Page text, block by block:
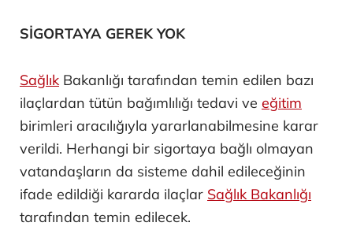
SİGORTAYA GEREK YOK
Sağlık Bakanlığı tarafından temin edilen bazı
ilaçlardan tütün bağımlılığı tedavi ve eğitim
birimleri aracılığıyla yararlanabilmesine karar
verildi. Herhangi bir sigortaya bağlı olmayan
vatandaşların da sisteme dahil edileceğinin
ifade edildiği kararda ilaçlar Sağlık Bakanlığı
tarafından temin edilecek.